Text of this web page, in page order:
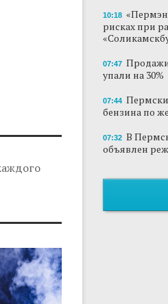
10:18
рисках при
07:47
упали на 30%
07:44
бензина по
07:32 В
объявлен